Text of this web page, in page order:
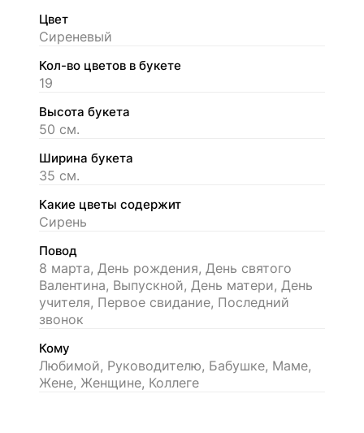
Цвет
Сиреневый
Кол-во цветов в букете
19
Высота букета
50 см.
Ширина букета
35 см.
Какие цветы содержит
Сирень
Повод
8 марта, День рождения, День святого
Валентина, Выпускной, День матери, День
учителя, Первое свидание, Последний
звонок
Кому
Любимой, Руководителю, Бабушке, Маме,
Жене, Женщине, Коллеге